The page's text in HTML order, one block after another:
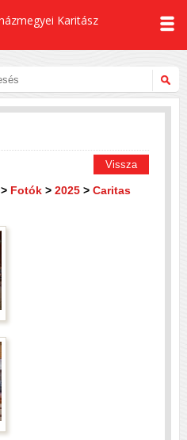
Karitász
Vissza
> Fotók > 2025 > Caritas